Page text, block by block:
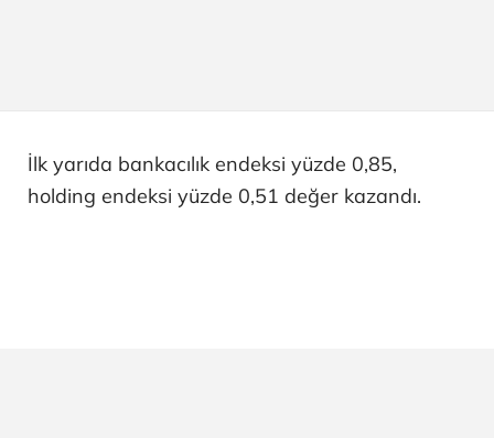
İlk yarıda bankacılık endeksi yüzde 0,85,
holding endeksi yüzde 0,51 değer kazandı.